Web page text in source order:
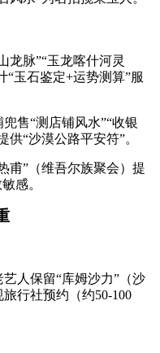
龙脉”“玉龙喀什河灵
“玉石鉴定+运势测算”服
售“测店铺风水”“收银
“沙漠公路平安符”。
甫”（维吾尔族聚会）提
感。
人保留“库姆沙力”（沙
行社预约（约50-100